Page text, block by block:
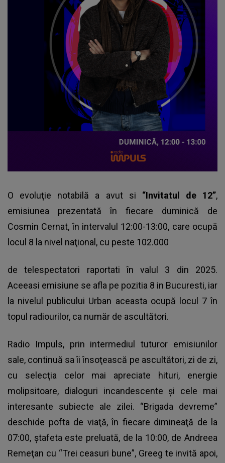
O evoluţie notabilă a avut si “Invitatul de 12”,
emisiunea prezentată în fiecare duminică de
Cosmin Cernat, în intervalul 12:00-13:00, care ocupă
locul 8 la nivel naţional, cu peste 102.000
de telespectatori raportati în valul 3 din 2025.
Aceeasi emisiune se afla pe pozitia 8 in Bucuresti, iar
la nivelul publicului Urban aceasta ocupă locul 7 în
topul radiourilor, ca număr de ascultători.
Radio Impuls, prin intermediul tuturor emisiunilor
sale, continuă sa îi însoţească pe ascultători, zi de zi,
cu selecţia celor mai apreciate hituri, energie
molipsitoare, dialoguri incandescente şi cele mai
interesante subiecte ale zilei. “Brigada devreme”
deschide pofta de viaţă, în fiecare dimineaţă de la
07:00, ştafeta este preluată, de la 10:00, de Andreea
Remeţan cu “Trei ceasuri bune”, Greeg te invită apoi,